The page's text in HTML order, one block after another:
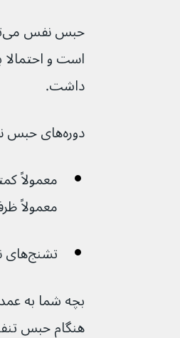
داشت.
دوره‌های حبس نفس:
معمولاً ظرف ۱ یا ۲ دقیقه به
تشنج‌های ناشی از صرع نیستند
هنگام حبس تنفسی